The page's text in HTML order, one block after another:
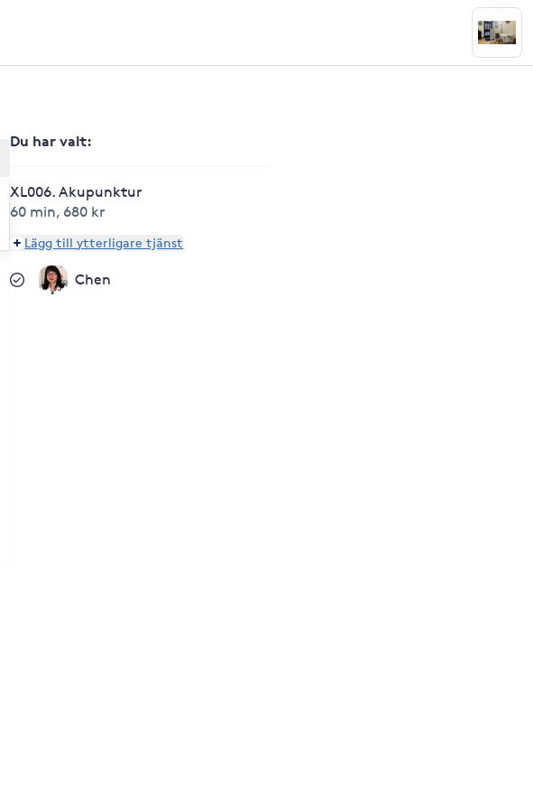
Du har valt:
XL006. Akupunktur
60 min, 680 kr
Lägg till ytterligare tjänst
Chen